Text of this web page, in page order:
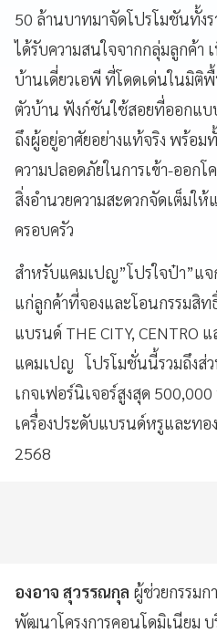
50 ล้านบาทมาจัดโปรโมชันทั้ง
ได้รับความสนใจจากกลุ่มลูกค้า
บ้านเดี่ยวเอพี ที่โดดเด่นในมิติ
ตัวบ้าน ฟังก์ชันใช้สอยที่ออกแบ
ถึงผู้อยู่อาศัยอย่างแท้จริง พร้อม
ความปลอดภัยในการเข้า-ออกโ
สิ่งอำนวยความสะดวกจัดเต็มใ
ครอบครัว
สำหรับแคมเปญ”โปรใจป๋า”แ
แก่ลูกค้าที่จองและโอนกรรมสิท
แบรนด์ THE CITY, CENTRO
แคมเปญ โปรโมชั่นนี้รวมถึงส่
เกจเฟอร์นิเจอร์สูงสุด
เครื่องประดับแบรนด์หรูและทอ
2568
องอาจ สุวรรณกุล ผู้ช่วยกรรมก
พัฒนาโครงการคอนโดมิเนียม